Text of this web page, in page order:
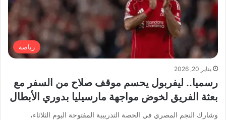
رياضة
يناير 20, 2026
رسميا.. ليفربول يحسم موقف صلاح من السفر مع
بعثة الفريق لخوض مواجهة مارسيليا بدوري الأبطال
وشارك النجم المصري في الحصة التدريبية المفتوحة اليوم الثلاثاء،